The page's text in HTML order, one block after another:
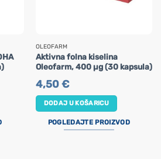
OLEOFARM
Aktivna folna kiselina
Oleofarm, 400 µg (30 kapsula)
4,50€
DODAJ U KOŠARICU
POGLEDAJTE PROIZVOD